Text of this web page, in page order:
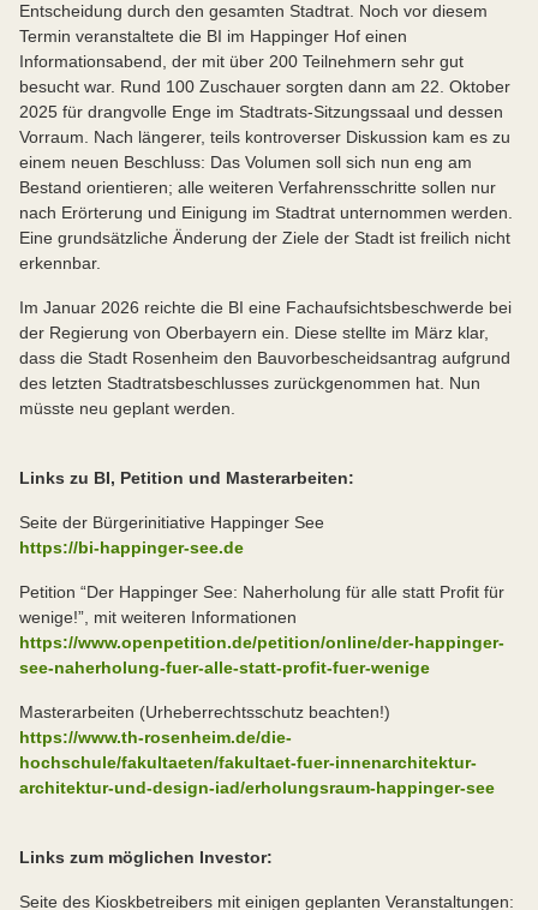
Entscheidung durch den gesamten Stadtrat. Noch vor diesem
Termin veranstaltete die BI im Happinger Hof einen
Informationsabend, der mit über 200 Teilnehmern sehr gut
besucht war. Rund 100 Zuschauer sorgten dann am 22. Oktober
2025 für drangvolle Enge im Stadtrats-Sitzungssaal und dessen
Vorraum. Nach längerer, teils kontroverser Diskussion kam es zu
einem neuen Beschluss: Das Volumen soll sich nun eng am
Bestand orientieren; alle weiteren Verfahrensschritte sollen nur
nach Erörterung und Einigung im Stadtrat unternommen werden.
Eine grundsätzliche Änderung der Ziele der Stadt ist freilich nicht
erkennbar.
Im Januar 2026 reichte die BI eine Fachaufsichtsbeschwerde bei
der Regierung von Oberbayern ein. Diese stellte im März klar,
dass die Stadt Rosenheim den Bauvorbescheidsantrag aufgrund
des letzten Stadtratsbeschlusses zurückgenommen hat. Nun
müsste neu geplant werden.
Links zu BI, Petition und Masterarbeiten:
Seite der Bürgerinitiative Happinger See
https://bi-happinger-see.de
Petition “Der Happinger See: Naherholung für alle statt Profit für
wenige!”, mit weiteren Informationen
https://www.openpetition.de/petition/online/der-happinger-
see-naherholung-fuer-alle-statt-profit-fuer-wenige
Masterarbeiten (Urheberrechtsschutz beachten!)
https://www.th-rosenheim.de/die-
hochschule/fakultaeten/fakultaet-fuer-innenarchitektur-
architektur-und-design-iad/erholungsraum-happinger-see
Links zum möglichen Investor:
Seite des Kioskbetreibers mit einigen geplanten Veranstaltungen: